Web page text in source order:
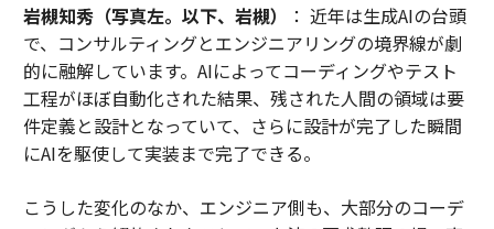
岩槻知秀（写真左。以下、岩槻）
： 近年は生成AIの台頭
で、コンサルティングとエンジニアリングの境界線が劇
的に融解しています。AIによってコーディングやテスト
工程がほぼ自動化された結果、残された人間の領域は要
件定義と設計となっていて、さらに設計が完了した瞬間
にAIを駆使して実装まで完了できる。
こうした変化のなか、エンジニア側も、大部分のコーデ